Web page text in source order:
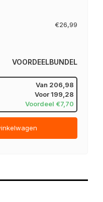
€26,99
VOORDEELBUNDEL
Van 206,98
Voor199,28
Voordeel €7,70